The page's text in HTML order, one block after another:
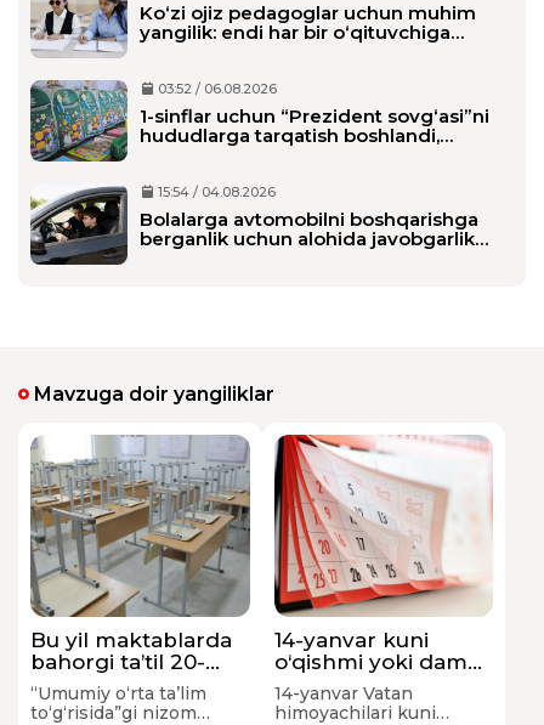
Ko‘zi ojiz pedagoglar uchun muhim
yangilik: endi har bir o‘qituvchiga
03:52 / 06.08.2026
1-sinflar uchun “Prezident sovg‘asi”ni
hududlarga tarqatish boshlandi,
15:54 / 04.08.2026
Bolalarga avtomobilni boshqarishga
berganlik uchun alohida javobgarlik
Mavzuga doir yangiliklar
Bu yil maktablarda
bahorgi ta’til 20-
martdan
boshlanishi mumkin
“Umumiy o‘rta ta’lim
to‘g‘risida”gi nizom
14-yanvar kuni
o‘qishmi yoki dam
olish kunimi?
14-yanvar Vatan
himoyachilari kuni